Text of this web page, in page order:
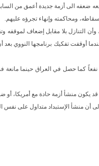
ضعفه الى أزمة جديدة أعمق من
ومحاكمته وإنهاء تجرؤه عليهم.
وأن التنازل بلا مقابل إضعاف
أوقفت تفكيك برنامجها النووي بعد
كما حصل في العراق حينما
منشأ أزمة حادة مع أمريكا، أو
أن منشأ الإستبداد متداول على نفس